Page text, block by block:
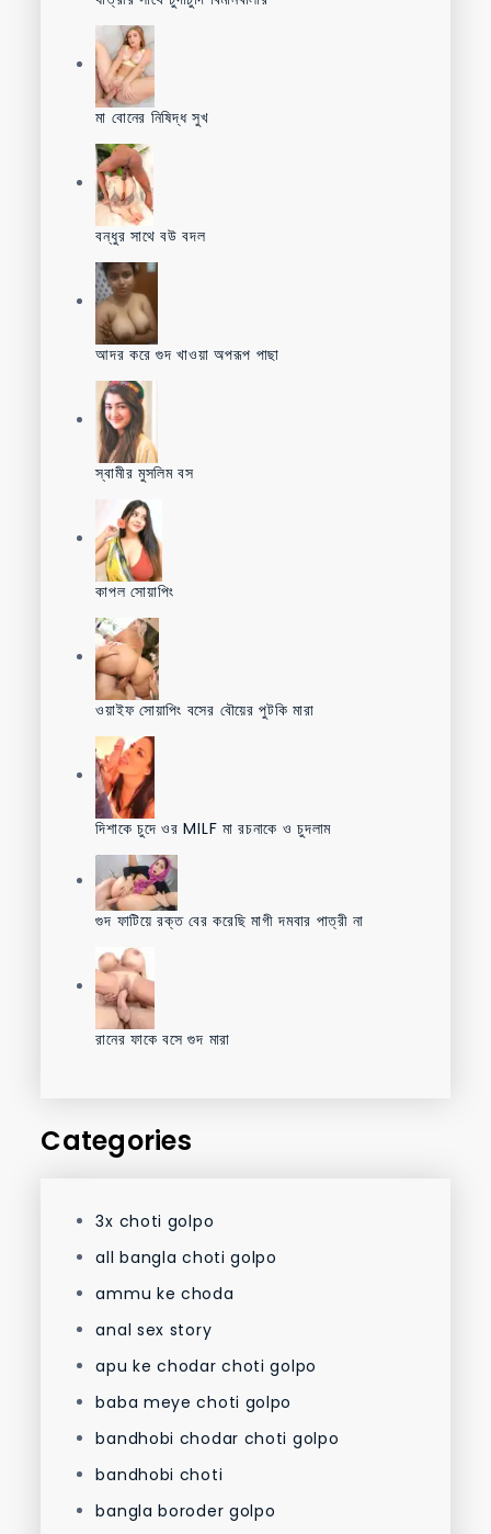
মা বোনের নিষিদ্ধ সুখ
বন্ধুর সাথে বউ বদল
আদর করে গুদ খাওয়া অপরূপ পাছা
স্বামীর মুসলিম বস
কাপল সোয়াপিং
ওয়াইফ সোয়াপিং বসের বৌয়ের পুটকি মারা
দিশাকে চুদে ওর MILF মা রচনাকে ও চুদলাম
গুদ ফাটিয়ে রক্ত বের করেছি মাগী দমবার পাত্রী না
রানের ফাকে বসে গুদ মারা
Categories
3x choti golpo
all bangla choti golpo
ammu ke choda
anal sex story
apu ke chodar choti golpo
baba meye choti golpo
bandhobi chodar choti golpo
bandhobi choti
bangla boroder golpo